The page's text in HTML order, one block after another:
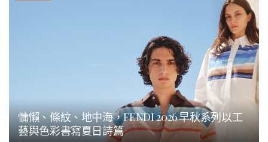
慵懶、條紋、地中海，FENDI 2026 早秋系列以工
藝與色彩書寫夏日詩篇